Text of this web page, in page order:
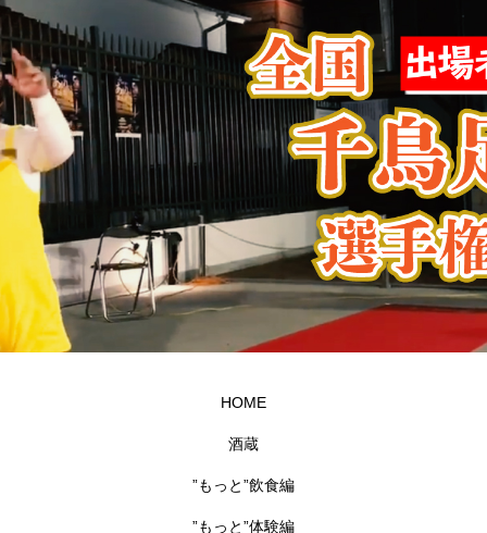
HOME
酒蔵
”もっと”飲食編
”もっと”体験編